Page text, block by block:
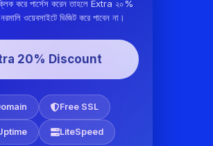
করে পার্সেস করেন তাহলে Extra ২০%
ওয়েবসাইটে ভিজিট করে পাবেন না।
20% Discount
Free SSL
LiteSpeed